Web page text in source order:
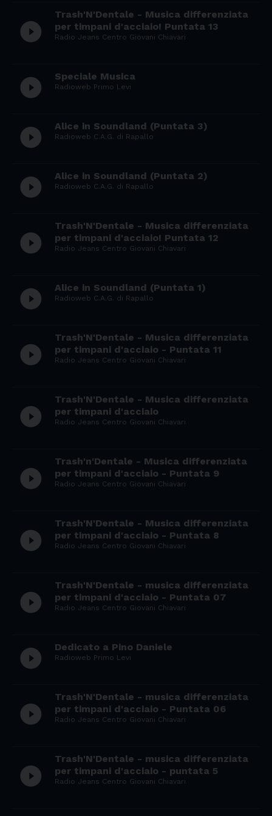
play_circle_filled
Trash'N'Dentale - Musica differenziata
per timpani d'acciaio! Puntata 13
Radio Jeans Centro Giovani Chiavari
play_circle_filled Speciale Musica
Radioweb Primo Levi
play_circle_filled Alice in Soundland (Puntata 3)
Radioweb C.A.G. di Rapallo
play_circle_filled Alice in Soundland (Puntata 2)
Radioweb C.A.G. di Rapallo
play_circle_filled
Trash'N'Dentale - Musica differenziata
per timpani d'acciaio! Puntata 12
Radio Jeans Centro Giovani Chiavari
play_circle_filled Alice in Soundland (Puntata 1)
Radioweb C.A.G. di Rapallo
play_circle_filled
Trash'N'Dentale - Musica differenziata
per timpani d'acciaio - Puntata 11
Radio Jeans Centro Giovani Chiavari
play_circle_filled
Trash'N'Dentale - Musica differenziata
per timpani d'acciaio
Radio Jeans Centro Giovani Chiavari
play_circle_filled
Trash'n'Dentale - Musica differenziata
per timpani d'acciaio - Puntata 9
Radio Jeans Centro Giovani Chiavari
play_circle_filled
Trash'N'Dentale - Musica differenziata
per timpani d'acciaio - Puntata 8
Radio Jeans Centro Giovani Chiavari
play_circle_filled
Trash'N'Dentale - musica differenziata
per timpani d'acciaio - Puntata 07
Radio Jeans Centro Giovani Chiavari
play_circle_filled Dedicato a Pino Daniele
Radioweb Primo Levi
play_circle_filled
Trash'N'Dentale - musica differenziata
per timpani d'acciaio - Puntata 06
Radio Jeans Centro Giovani Chiavari
play_circle_filled
Trash'N'Dentale - musica differenziata
per timpani d'acciaio - puntata 5
Radio Jeans Centro Giovani Chiavari